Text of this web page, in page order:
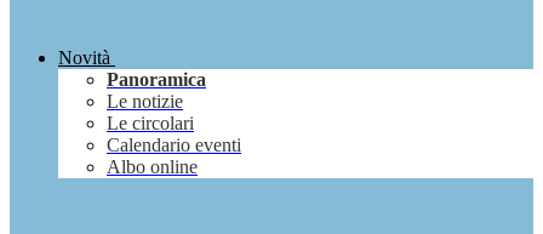
Novità
Panoramica
Le notizie
Le circolari
Calendario eventi
Albo online